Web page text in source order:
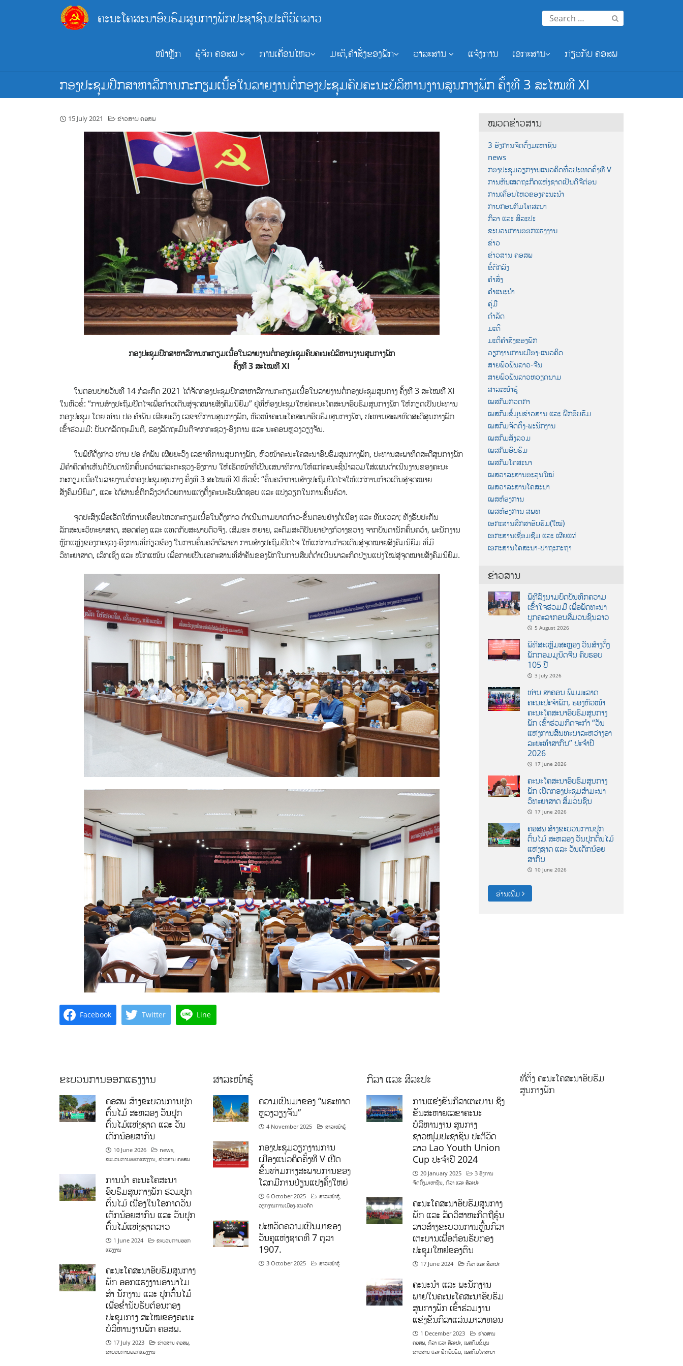
ຄະນະໂຄສະນາອົບຮົມສູນກາງພັກປະຊາຊົນປະຕິວັດລາວ
Search
for:
ໜ້າຫຼັກ ຮູ້ຈັກ ຄອສພ ການເຄື່ອນໄຫວ ມະຕິ,ຄຳສັ່ງຂອງພັກ ວາລະສານ ແຈ້ງການ ເອກະສານ ກ່ຽວກັບ ຄອສພ
ກອງປະຊຸມປຶກສາຫາລືການກະກຽມເນື້ອໃນລາຍງານຕໍ່ກອງປະຊຸມຄົບຄະນະບໍລິຫານງານສູນກາງພັກ ຄັ້ງທີ 3 ສະໄໝທີ XI
15 July 2021 ຂ່າວສານ ຄອສພ
ກອງປະຊຸມປຶກສາຫາລືການກະກຽມເນື້ອໃນລາຍງານຕໍ່ກອງປະຊຸມຄົບຄະນະບໍລິຫານງານສູນກາງພັກ
ຄັ້ງທີ 3 ສະໄໝທີXI
ໃນຕອນບ່າຍວັນທີ 14 ກໍລະກົດ 2021 ໄດ້ຈັດກອງປະຊຸມປຶກສາຫາລືການກະກຽມເນື້ອໃນລາຍງານຕໍ່ກອງປະຊຸມສູນກາງ ຄັ້ງທີ 3 ສະໄໝທີ XI
ໃນຫົວຂໍ້: “ການສ້າງປະຖົມປັດໄຈເພື່ອກ້າວເດີນສູ່ຈຸດໝາຍສັງຄົມນິຍົມ” ຢູ່ທີ່ຫ້ອງປະຊຸມໃຫຍ່ຄະນະໂຄສະນາອົບຮົມສູນກາງພັກ ໃຫ້ກຽດເປັນປະທານ
ກອງປະຊຸມ ໂດຍ ທ່ານ ປອ ຄຳພັນ ເຜີຍຍະວົງ ເລຂາທິການສູນກາງພັກ, ຫົວໜ້າຄະນະໂຄສະນາອົບຮົມສູນກາງພັກ, ປະທານສະພາທິດສະດີສູນກາງພັກ
ເຂົ້າຮ່ວມມີ: ບັນດາລັດຖະມົນຕີ, ຮອງລັດຖະມົນຕີຈາກກະຊວງ-ອົງການ ແລະ ນະຄອນຫຼວງວຽງຈັນ.
ໃນພິທີດັ່ງກ່າວ ທ່ານ ປອ ຄຳພັນ ເຜີຍຍະວົງ ເລຂາທິການສູນກາງພັກ, ຫົວໜ້າຄະນະໂຄສະນາອົບຮົມສູນກາງພັກ, ປະທານສະພາທິດສະດີສູນກາງພັກ
ມີຄຳຄິດຄຳເຫັນຕໍ່ບັນດານັກຄົ້ນຄວ້າແຕ່ລະກະຊວງ-ອົງການ ໃຫ້ເຮັດໜ້າທີ່ເປັນເສນາທິການໃຫ້ແກ່ຄະນະຊີ້ນຳລວມໃສ່ແຜນດຳເນີນງານຂອງຄະນະ
ກະກຽມເນື້ອໃນລາຍງານຕໍ່ກອງປະຊຸມສູນກາງ ຄັ້ງທີ 3 ສະໄໝທີ XI ຫົວຂໍ້: “ຄົ້ນຄວ້າການສ້າງປະຖົມປັດໄຈໃຫ້ແກ່ການກ້າວເດີນສູ່ຈຸດໝາຍ
ສັງຄົມນິຍົມ”, ແລະ ໄດ້ຜ່ານຂໍ້ຕົກລົງວ່າດ້ວຍການແຕ່ງຕັ້ງຄະນະຮັບຜິດຊອບ ແລະ ແບ່ງວຽກໃນການຄົ້ນຄ້ວາ.
ຈຸດປະສົງເພື່ອເຮັດໃຫ້ການເຄື່ອນໄຫວກະກຽມເນື້ອໃນດັ່ງກ່າວ ດຳເນີນຕາມບາດກ້າວ-ຂັ້ນຕອນຢ່າງຕໍ່ເນື່ອງ ແລະ ທັນເວລາ; ທັງຮັບປະກັນ
ລັກສະນະວິທະຍາສາດ, ສອດຄ່ອງ ແລະ ແທດກັບສະພາບຕົວຈິງ. ເສີມຂະ ຫຍາຍ, ລະດົມສະຕິປັນຍາຢ່າງກ້ວາງຂວາງ ຈາກບັນດານັກຄົ້ນຄວ້າ, ພະນັກງານ
ຫຼັກແຫຼ່ງຂອງກະຊວງ-ອົງການທີ່ກ່ຽວຂ້ອງ ໃນການຄົ້ນຄວ້າຕີລາຄາ ການສ້າງປະຖົມປັດໄຈ ໃຫ້ແກ່ການກ້າວເດີນສູ່ຈຸດໝາຍສັງຄົມນິຍົມ ທີ່ມີ
ວິທະຍາສາດ, ເລິກເຊິ່ງ ແລະ ໜັກແໜ້ນ ເພື່ອກາຍເປັນເອກະສານທີ່ສຳຄັນຂອງພັກໃນການສືບຕໍ່ດຳເນີນພາລະກິດປ່ຽນແປງໃໝ່ສູ່ຈຸດໝາຍສັງຄົມນິຍົມ.
Facebook Twitter Line
ໝວດຂ່າວສານ
3 ອົງການຈັດຕັ້ງມະຫາຊົນ
news
ກອງປະຊຸມວຽກງານແນວຄິດທົ່ວປະເທດຄັ້ງທີ V
ການຫັນເສດຖະກິດແຫ່ງຊາດເປັນດີຈີຕ໋ອນ
ການເຄື່ອນໄຫວຂອງຄະນະນຳ
ກາບກອນກົມໂຄສະນາ
ກິລາ ແລະ ສິລະປະ
ຂະບວນການອອກແຮງງານ
ຂ່າວ
ຂ່າວສານ ຄອສພ
ຂໍ້ຕົກລົງ
ຄຳສັ່ງ
ຄຳແນະນຳ
ຄູ່ມື
ດຳລັດ
ມະຕິ
ມະຕິຄຳສັ່ງຂອງພັກ
ວຽກງານການເມືອງ-ແນວຄິດ
ສາຍພົວພັນລາວ-ຈີນ
ສາຍພົວພັນລາວຫວຽດນາມ
ສາລະໜ້າຮູ້
ເພສກົມກວດກາ
ເພສກົມຂໍ້ມູນຂ່າວສານ ແລະ ຝຶກອົບຮົມ
ເພສກົມຈັດຕັ້ງ-ພະນັກງານ
ເພສກົມສັງລວມ
ເພສກົມອົບຮົມ
ເພສກົມໂຄສະນາ
ເພສວາລະສານອະລຸນໃໝ່
ເພສວາລະສານໂຄສະນາ
ເພສຫ້ອງການ
ເພສຫ້ອງການ ສພທ
ເອກະສານສຶກສາອົບຮົມ(ໃໝ່)
ເອກະສານເຊື່ອມຊືມ ແລະ ເຜີຍແຜ່
ເອກະສານໂຄສະນາ-ປາຖະກະຖາ
ຂ່າວສານ
ພິທີລົງນາມບົດບັນທຶກຄວາມ
ເຂົ້າໃຈຮ່ວມມື ເພື່ອພັດທະນາ
ບຸກຄະລາກອນສື່ມວນຊົນລາວ
5 August 2026
ພິທີສະເຫຼີມສະຫຼອງ ວັນສ້າງຕັ້ງ
ພັກກອມມູນິດຈີນ ຄົບຮອບ
105 ປີ
3 July 2026
ທ່ານ ສາຄອນ ພົມມະລາດ
ຄະນະປະຈໍາພັກ, ຮອງຫົວໜ້າ
ຄະນະໂຄສະນາອົບຮົມສູນກາງ
ພັກ ເຂົ້າຮ່ວມກິດຈະກຳ “ວັນ
ແຫ່ງການສົນທະນາລະຫວ່າງອາ
ລະຍະທຳສາກົນ” ປະຈຳປີ
2026
17 June 2026
ຄະນະໂຄສະນາອົບຮົມສູນກາງ
ພັກ ເປີດກອງປະຊຸມສຳມະນາ
ວິທະຍາສາດ ສຶ່ມວນຊົນ
17 June 2026
ຄອສພ ສ້າງຂະບວນການປູກ
ຕົ້ນໄມ້ ສະຫລອງ ວັນປູກຕົ້ນໄມ້
ແຫ່ງຊາດ ແລະ ວັນເດັກນ້ອຍ
ສາກົນ
10 June 2026
ອ່ານເພີ່ມ
ຂະບວນການອອກແຮງງານ
ຄອສພ ສ້າງຂະບວນການປູກ
ຕົ້ນໄມ້ ສະຫລອງ ວັນປູກ
ຕົ້ນໄມ້ແຫ່ງຊາດ ແລະ ວັນ
ເດັກນ້ອຍສາກົນ
10 June 2026 news,
ຂະບວນການອອກແຮງງານ, ຂ່າວສານ ຄອສພ
ການນໍາ ຄະນະໂຄສະນາ
ອົບຮົມສູນກາງພັກ ຮ່ວມປູກ
ຕົ້ນໄມ້ ເນື່ອງໃນໂອກາດວັນ
ເດັກນ້ອຍສາກົນ ແລະ ວັນປູກ
ຕົ້ນໄມ້ແຫ່ງຊາດລາວ
1 June 2024
ຂະບວນການອອກ
ແຮງງານ
ຄະນະໂຄສະນາອົບຮົມສູນກາງ
ພັກ ອອກແຮງງານອານາໄມ
ສໍາ ນັກງານ ແລະ ປູກຕົ້ນໄມ້
ເພື່ອຂໍ່ານັບຮັບຕ້ອນກອງ
ປະຊຸມກາງ ສະໄໝຂອງຄະນະ
ບໍລິຫານງານພັກ ຄອສພ.
17 July 2023 ຂ່າວສານ ຄອສພ,
ຂະບວນການອອກແຮງງານ
ສາລະໜ້າຮູ້
ຄວາມເປັນມາຂອງ “ພຣະທາດ
ຫຼວງວຽງຈັນ”
4 November 2025 ສາລະໜ້າຮູ້
ກອງປະຊຸມວຽກງານການ
ເມືອງແນວຄິດຄັ້ງທີ V ເປີດ
ຂຶ້ນທ່າມກາງສະພາບການຂອງ
ໂລກມີການປ່ຽນແປງຄັ້ງໃຫຍ່
6 October 2025 ສາລະໜ້າຮູ້,
ວຽກງານການເມືອງ-ແນວຄິດ
ປະຫວັດຄວາມເປັນມາຂອງ
ວັນຄູແຫ່ງຊາດທີ 7 ຕຸລາ
1907.
3 October 2025 ສາລະໜ້າຮູ້
ກິລາ ແລະ ສິລະປະ
ການແຂ່ງຂັນກິລາເຕະບານ ຊິງ
ຂັນສະຫາຍເລຂາຄະນະ
ບໍລິຫານງານ ສູນກາງ
ຊາວໜຸ່ມປະຊາຊົນ ປະຕິວັດ
ລາວ Lao Youth Union
Cup ປະຈຳປີ 2024
20 January 2025
3 ອົງການ
ຈັດຕັ້ງມະຫາຊົນ, ກິລາ ແລະ ສິລະປະ
ຄະນະໂຄສະນາອົບຮົມສູນກາງ
ພັກ ແລະ ລັດວິສາຫະກິດຖືຮຸ້ນ
ລາວສ້າງຂະບວນການຫຼີ້ນກິລາ
ເຕະບານເພື່ອຕ້ອນຮັບກອງ
ປະຊຸມໃຫຍ່ຂອງຕົນ
17 June 2024 ກິລາ ແລະ ສິລະປະ
ຄະນະນຳ ແລະ ພະນັກງານ
ພາຍໃນຄະນະໂຄສະນາອົບຮົມ
ສູນກາງພັກ ເຂົ້າຮ່ວມງານ
ແຂ່ງຂັນກິລາແລ່ນມາລາທອນ
1 December 2023
ຂ່າວສານ
ຄອສພ, ກິລາ ແລະ ສິລະປະ, ເພສກົມຂໍ້ມູນ
ຂ່າວສານ ແລະ ຝຶກອົບຮົມ, ເພສກົມໂຄສະນາ
ທີ່ຕັ້ງ ຄະນະໂຄສະນາອົບຮົມ
ສູນກາງພັກ